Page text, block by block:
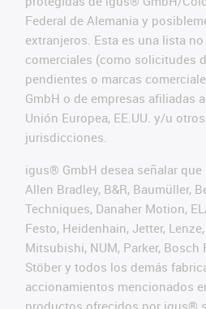
Federal de Alemania y
extranjeros. Esta es una lista
comerciales (como solicitudes
pendientes o marcas
GmbH o de empresas afiliadas
Unión Europea, EE.UU. y/u
jurisdicciones.
igus® GmbH desea señalar
Allen Bradley, B&R, Baumüller,
Techniques, Danaher Motion,
Festo, Heidenhain, Jetter,
Mitsubishi, NUM, Parker, Bosch
Stöber y todos los demás
accionamientos mencionados
productos ofrecidos por igus®